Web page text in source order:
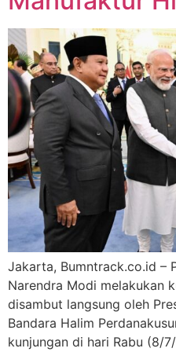
Jakarta, Bumntrack.co.id –
Narendra Modi melakukan
disambut langsung oleh
Bandara Halim
kunjungan di hari Rabu (8/